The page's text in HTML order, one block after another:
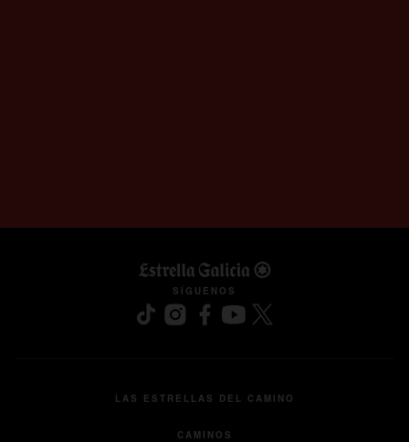
se abre en una pestaña
SÍGUENOS
LAS ESTRELLAS DEL CAMINO
CAMINOS